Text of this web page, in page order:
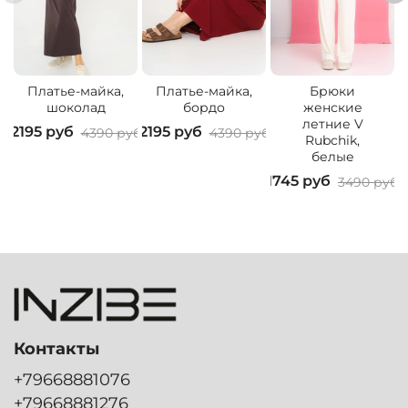
Платье-майка,
шоколад
2195 руб 4390 руб
Платье-майка,
бордо
2195 руб 4390 руб
Брюки
женские
летние V
Rubchik,
белые
1745 руб 3490 руб
Контакты
+79668881076
+79668881276